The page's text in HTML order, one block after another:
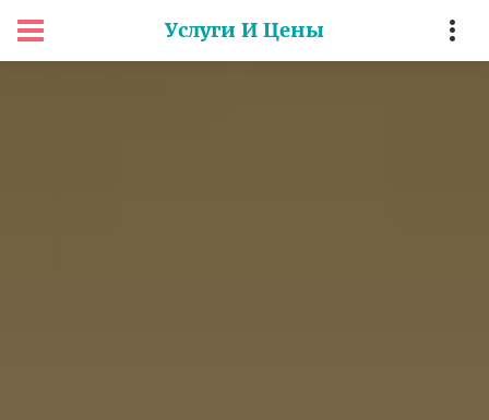
Услуги И Цены